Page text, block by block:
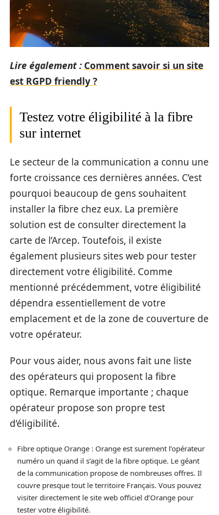
Lire également : Comment savoir si un site
est RGPD friendly ?
Testez votre éligibilité à la fibre
sur internet
Le secteur de la communication a connu une
forte croissance ces dernières années. C’est
pourquoi beaucoup de gens souhaitent
installer la fibre chez eux. La première
solution est de consulter directement la
carte de l’Arcep. Toutefois, il existe
également plusieurs sites web pour tester
directement votre éligibilité. Comme
mentionné précédemment, votre éligibilité
dépendra essentiellement de votre
emplacement et de la zone de couverture de
votre opérateur.
Pour vous aider, nous avons fait une liste
des opérateurs qui proposent la fibre
optique. Remarque importante ; chaque
opérateur propose son propre test
d’éligibilité.
Fibre optique Orange : Orange est surement l’opérateur
numéro un quand il s’agit de la fibre optique. Le géant
de la communication propose de nombreuses offres. Il
couvre presque tout le territoire Français. Vous pouvez
visiter directement le site web officiel d’Orange pour
tester votre éligibilité.